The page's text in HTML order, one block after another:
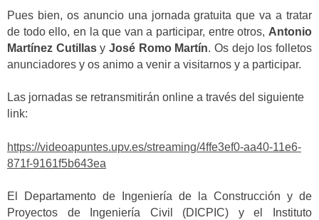
Pues bien, os anuncio una jornada gratuita que va a tratar
de todo ello, en la que van a participar, entre otros, Antonio
Martínez CutillasyJosé Romo Martín. Os dejo los folletos
anunciadores y os animo a venir a visitarnos y a participar.
Las jornadas se retransmitirán online a través del siguiente
link:
https://videoapuntes.upv.es/streaming/4ffe3ef0-aa40-11e6-
871f-9161f5b643ea
El Departamento de Ingeniería de la Construcción y de
Proyectos de Ingeniería Civil (DICPIC) y el Instituto